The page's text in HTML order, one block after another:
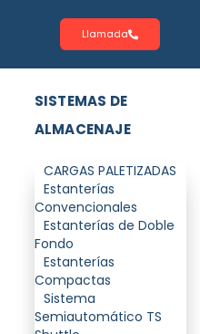
Llamada
SISTEMAS DE
ALMACENAJE
CARGAS PALETIZADAS
Estanterías
Convencionales
Estanterías de Doble
Fondo
Estanterías
Compactas
Sistema
Semiautomático TS